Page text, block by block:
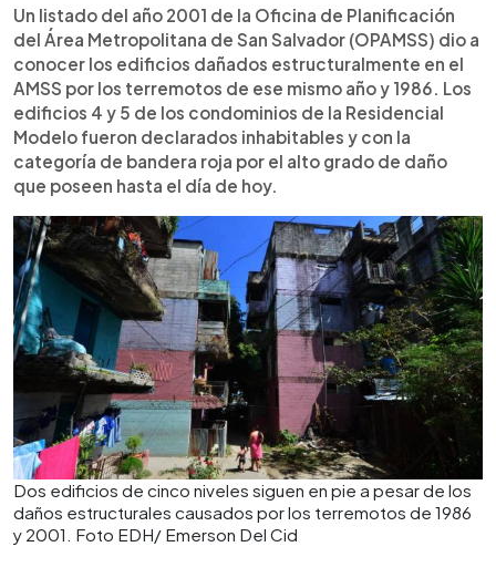
Un listado del año 2001 de la Oficina de Planificación
del Área Metropolitana de San Salvador (OPAMSS) dio a
conocer los edificios dañados estructuralmente en el
AMSS por los terremotos de ese mismo año y 1986. Los
edificios 4 y 5 de los condominios de la Residencial
Modelo fueron declarados inhabitables y con la
categoría de bandera roja por el alto grado de daño
que poseen hasta el día de hoy.
Dos edificios de cinco niveles siguen en pie a pesar de los
daños estructurales causados por los terremotos de 1986
y 2001. Foto EDH/ Emerson Del Cid